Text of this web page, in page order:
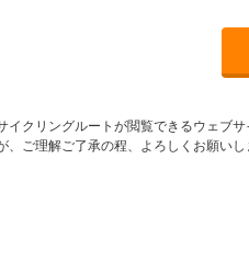
クリングルートが閲覧できるウェブ
、ご理解ご了承の程、よろしくお願いし